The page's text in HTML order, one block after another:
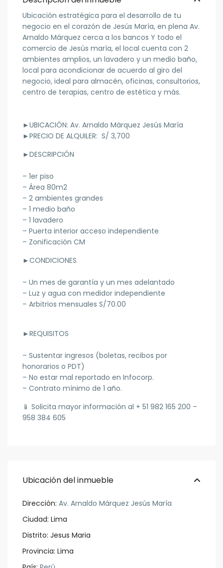
Ubicación estratégica para el desarrollo de tu
negocio en el corazón de Jesús María, en plena Av.
Arnaldo Márquez cerca a los bancos Y todo el
comercio de Jesús maría, el local cuenta con 2
ambientes amplios, un lavadero y un medio baño,
local para acondicionar de acuerdo al giro del
negocio, ideal para almacén, oficinas, consultorios,
centro de terapias, centro de estética y más.
►UBICACIÓN: Av. Arnaldo Márquez Jesús María
►PRECIO DE ALQUILER: S/ 3,700
►DESCRIPCIÓN
– 1er piso
– Área 80m2
– 2 ambientes grandes
– 1 medio baño
– 1 lavadero
– Puerta interior acceso independiente
– Zonificación CM
►CONDICIONES
– Un mes de garantía y un mes adelantado
– Luz y agua con medidor independiente
– Arbitrios mensuales S/70.00
►REQUISITOS
– Sustentar ingresos (boletas, recibos por
honorarios o PDT)
– No estar mal reportado en Infocorp.
– Contrato mínimo de 1 año.
📱 Solicita mayor información al + 51 982 165 200 –
958 384 605
Ubicación del inmueble
Dirección: Av. Arnaldo Márquez Jesús María
Ciudad: Lima
Distrito: Jesus Maria
Provincia: Lima